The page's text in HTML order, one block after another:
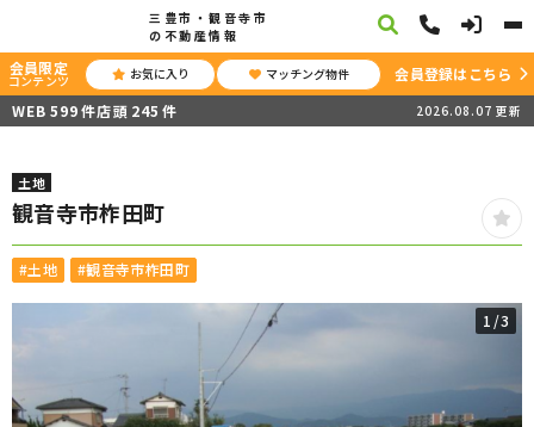
三豊市・観音寺市
の不動産情報
会員限定
コンテンツ お気に入り マッチング物件
会員登録はこちら
WEB 599件店頭 245 件 2026.08.07 更新
土地
観音寺市柞田町
#土地 #観音寺市柞田町
1 /3